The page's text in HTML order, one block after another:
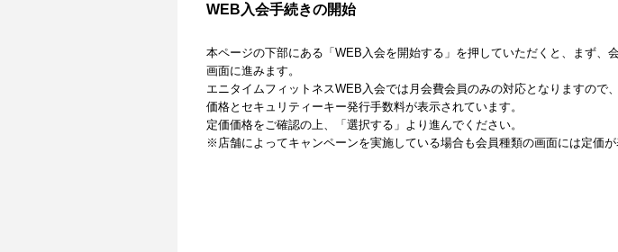
WEB入会手続きの開始
本ページの下部にある「WEB入会を開始する」を押していただくと、まず、
画面に進みます。
エニタイムフィットネスWEB入会では月会費会員のみの対応となりますので
価格とセキュリティーキー発行手数料が表示されています。
定価価格をご確認の上、「選択する」より進んでください。
※店舗によってキャンペーンを実施している場合も会員種類の画面には定価が